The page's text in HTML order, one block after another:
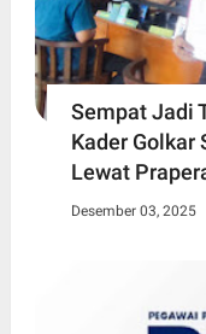
Sempat Jadi
Kader Golkar
Lewat
Desember 03, 2025